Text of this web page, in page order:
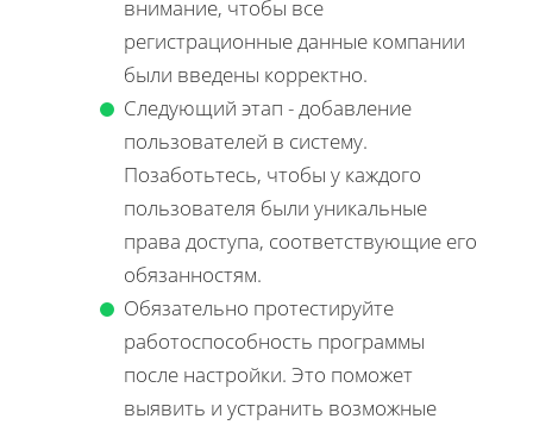
внимание, чтобы все
регистрационные данные компании
были введены корректно.
Следующий этап - добавление
пользователей в систему.
Позаботьтесь, чтобы у каждого
пользователя были уникальные
права доступа, соответствующие его
обязанностям.
Обязательно протестируйте
работоспособность программы
после настройки. Это поможет
выявить и устранить возможные